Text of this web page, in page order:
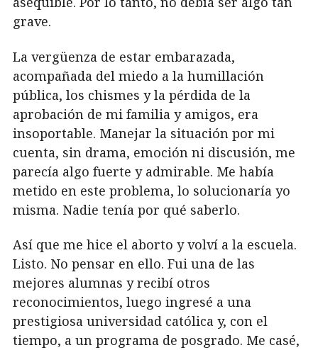
grave.
La vergüenza de estar embarazada,
acompañada del miedo a la humillación
pública, los chismes y la pérdida de la
aprobación de mi familia y amigos, era
insoportable. Manejar la situación por mi
cuenta, sin drama, emoción ni discusión, me
parecía algo fuerte y admirable. Me había
metido en este problema, lo solucionaría yo
misma. Nadie tenía por qué saberlo.
Así que me hice el aborto y volví a la escuela.
Listo. No pensar en ello. Fui una de las
mejores alumnas y recibí otros
reconocimientos, luego ingresé a una
prestigiosa universidad católica y, con el
tiempo, a un programa de posgrado. Me casé,